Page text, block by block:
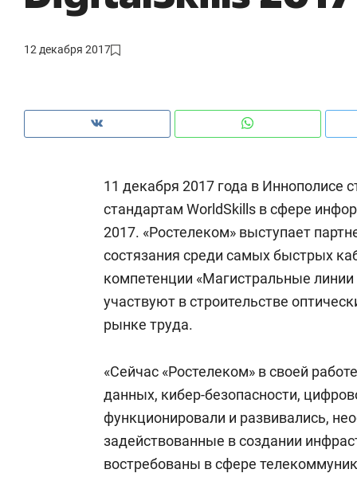
12 декабря 2017
11 декабря 2017 года в Иннополисе
стандартам WorldSkills в сфере
2017. «Ростелеком» выступает
состязания среди самых быстрых
компетенции «Магистральные
участвуют в строительстве
рынке труда.
«Сейчас «Ростелеком» в своей
данных, кибер-безопасности,
функционировали и развивались,
задействованные в создании
востребованы в сфере
рынки, почему надо знать аксакалов и
ГРУПП» и ВТБ
Рекомендуем
150 камер до квартиры и
ID вместо ключа: какой